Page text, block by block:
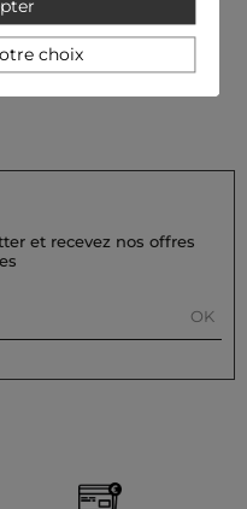
un sac structuré et des
audacieux entre
pour préserver les
: effectuez-le à basse
utiliser de vapeur, car
Noir Femme
et recevez nos offres
OK
choix